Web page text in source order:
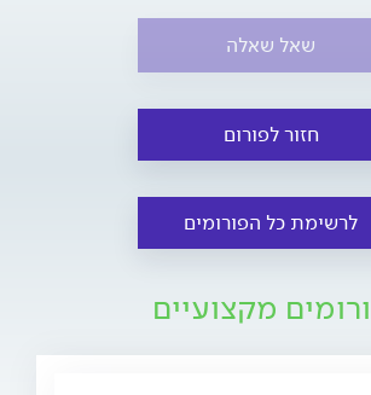
שאל שאלה
חזור לפורום
לרשימת כל הפורומים
מקצועיים